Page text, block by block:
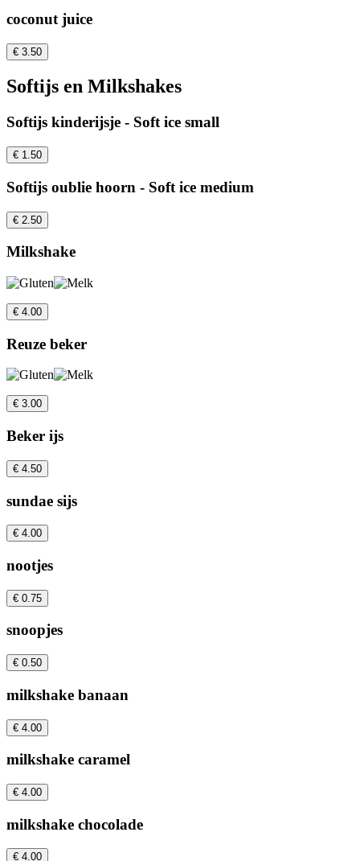
coconut juice
€ 3.50
Softijs en Milkshakes
Softijs kinderijsje - Soft ice small
€ 1.50
Softijs oublie hoorn - Soft ice medium
€ 2.50
Milkshake
€ 4.00
Reuze beker
€ 3.00
Beker ijs
€ 4.50
sundae sijs
€ 4.00
nootjes
€ 0.75
snoopjes
€ 0.50
milkshake banaan
€ 4.00
milkshake caramel
€ 4.00
milkshake chocolade
€ 4.00